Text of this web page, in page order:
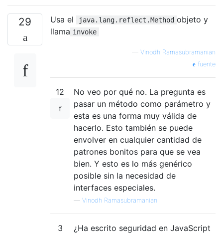
29 Usa el java.lang.reflect.Method objeto y
llama invoke
— Vinodh Ramasubramanian
fuente
12
No veo por qué no. La pregunta es
pasar un método como parámetro y
esta es una forma muy válida de
hacerlo. Esto también se puede
envolver en cualquier cantidad de
patrones bonitos para que se vea
bien. Y esto es lo más genérico
posible sin la necesidad de
interfaces especiales.
— Vinodh Ramasubramanian
3
¿Ha escrito seguridad en JavaScript